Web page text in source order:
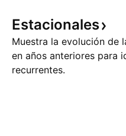
Estacionales
Muestra la evolución de
en años anteriores para
recurrentes.